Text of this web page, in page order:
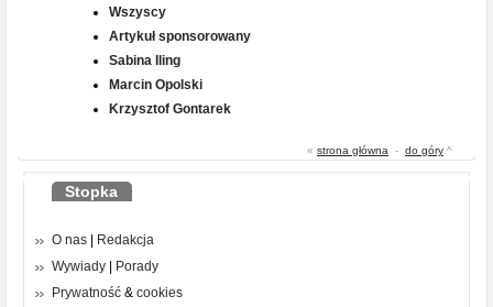
Wszyscy
Artykuł sponsorowany
Sabina Iling
Marcin Opolski
Krzysztof Gontarek
« strona główna - do góry ^
Stopka
O nas
Redakcja
Wywiady
Porady
Prywatność & cookies